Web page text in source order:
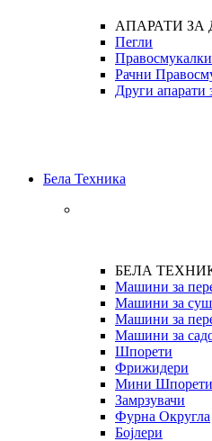
АПАРАТИ
Пегли
Правосмукалки
Рачни
Други апарати
Бела Техника
БЕЛА
Машини за
Машини за
Машини за
Машини за
Шпорети
Фрижидери
Мини Шпорети
Замрзувачи
Фурна Округла
Бојлери